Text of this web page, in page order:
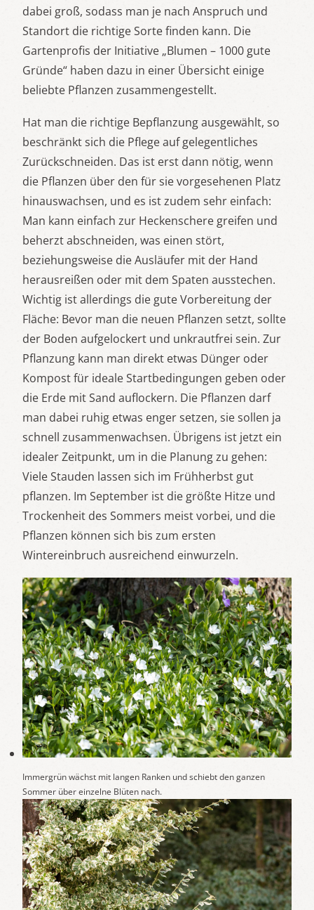
dabei groß, sodass man je nach Anspruch und
Standort die richtige Sorte finden kann. Die
Gartenprofis der Initiative „Blumen – 1000 gute
Gründe“ haben dazu in einer Übersicht einige
beliebte Pflanzen zusammengestellt.
Hat man die richtige Bepflanzung ausgewählt, so
beschränkt sich die Pflege auf gelegentliches
Zurückschneiden. Das ist erst dann nötig, wenn
die Pflanzen über den für sie vorgesehenen Platz
hinauswachsen, und es ist zudem sehr einfach:
Man kann einfach zur Heckenschere greifen und
beherzt abschneiden, was einen stört,
beziehungsweise die Ausläufer mit der Hand
herausreißen oder mit dem Spaten ausstechen.
Wichtig ist allerdings die gute Vorbereitung der
Fläche: Bevor man die neuen Pflanzen setzt, sollte
der Boden aufgelockert und unkrautfrei sein. Zur
Pflanzung kann man direkt etwas Dünger oder
Kompost für ideale Startbedingungen geben oder
die Erde mit Sand auflockern. Die Pflanzen darf
man dabei ruhig etwas enger setzen, sie sollen ja
schnell zusammenwachsen. Übrigens ist jetzt ein
idealer Zeitpunkt, um in die Planung zu gehen:
Viele Stauden lassen sich im Frühherbst gut
pflanzen. Im September ist die größte Hitze und
Trockenheit des Sommers meist vorbei, und die
Pflanzen können sich bis zum ersten
Wintereinbruch ausreichend einwurzeln.
Immergrün wächst mit langen Ranken und schiebt den ganzen
Sommer über einzelne Blüten nach.